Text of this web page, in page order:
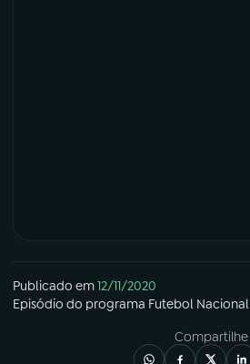
Publicado em12/11/2020
Episódio do programa Futebol Nacional
Compartilhe